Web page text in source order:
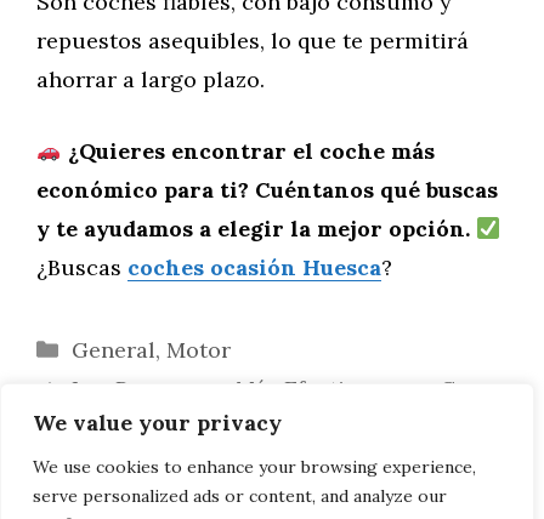
We value your privacy
We use cookies to enhance your browsing experience,
serve personalized ads or content, and analyze our
repuestos asequibles, lo que te permitirá
ahorrar a largo plazo.
¿Quieres encontrar el coche más
económico para ti? Cuéntanos qué buscas
y te ayudamos a elegir la mejor opción.
¿Buscas coches ocasión Huesca?
Categorías
General, Motor
Los Programas Más Efectivos para Crear
Dibujos Digitales de Unicornios
Los 5 coches de segunda mano más
duraderos que puedes comprar en Huesca